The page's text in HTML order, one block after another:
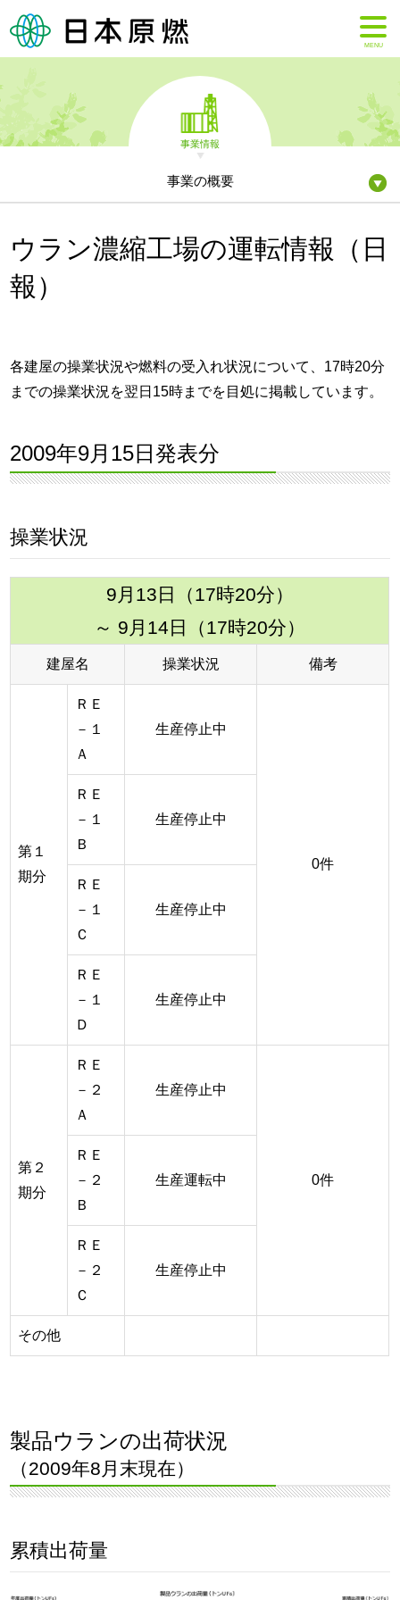
MENU
事業情報
事業の概要
ウラン濃縮工場の運転情報（日
報）
各建屋の操業状況や燃料の受入れ状況について、17時20分
までの操業状況を翌日15時までを目処に掲載しています。
2009年9月15日発表分
操業状況
9月13日（17時20分）
～ 9月14日（17時20分）
建屋名 操業状況 備考
第１
期分
ＲＥ
－１
Ａ
生産停止中
0件
ＲＥ
－１
Ｂ
生産停止中
ＲＥ
－１
Ｃ
生産停止中
ＲＥ
－１
Ｄ
生産停止中
第２
期分
ＲＥ
－２
Ａ
生産停止中
0件
ＲＥ
－２
Ｂ
生産運転中
ＲＥ
－２
Ｃ
生産停止中
その他
製品ウランの出荷状況
（2009年8月末現在）
累積出荷量